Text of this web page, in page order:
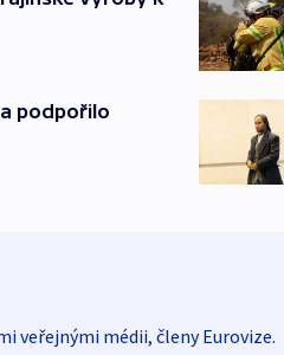
podpořilo
veřejnými médii, členy Eurovize.